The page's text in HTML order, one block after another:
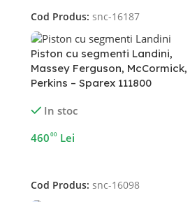
Cod Produs: snc-16187
Piston cu segmenti Landini,
Massey Ferguson, McCormick,
Perkins – Sparex 111800
In stoc
46000 Lei
Cod Produs: snc-16098